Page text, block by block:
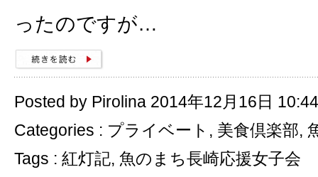
ったのですが…
Posted by Pirolina 2014年12月16日 10:44
Categories : プライベート , 美食倶楽部,
Tags : 紅灯記, 魚のまち長崎応援女子会